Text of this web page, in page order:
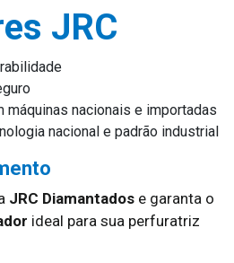
JRC
máquinas nacionais e importadas
nacional e padrão industrial
JRC Diamantados e garanta o
ideal para sua perfuratriz